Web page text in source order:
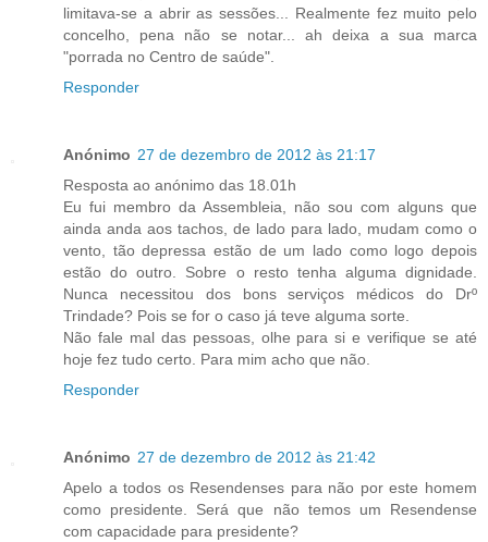
limitava-se a abrir as sessões... Realmente fez muito pelo
concelho, pena não se notar... ah deixa a sua marca
"porrada no Centro de saúde".
Responder
Anónimo 27 de dezembro de 2012 às 21:17
Resposta ao anónimo das 18.01h
Eu fui membro da Assembleia, não sou com alguns que
ainda anda aos tachos, de lado para lado, mudam como o
vento, tão depressa estão de um lado como logo depois
estão do outro. Sobre o resto tenha alguma dignidade.
Nunca necessitou dos bons serviços médicos do Drº
Trindade? Pois se for o caso já teve alguma sorte.
Não fale mal das pessoas, olhe para si e verifique se até
hoje fez tudo certo. Para mim acho que não.
Responder
Anónimo 27 de dezembro de 2012 às 21:42
Apelo a todos os Resendenses para não por este homem
como presidente. Será que não temos um Resendense
com capacidade para presidente?